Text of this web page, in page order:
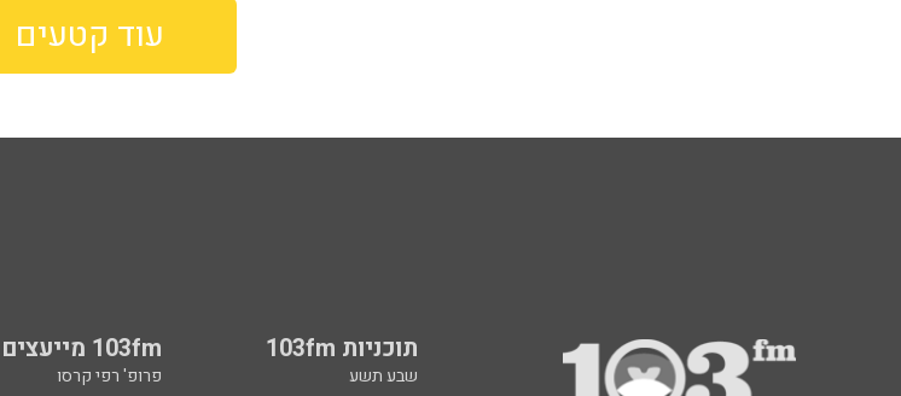
עוד קטעים
תוכניות 103fm 103fm מייעצים
שבע תשע פרופ' רפי קרסו